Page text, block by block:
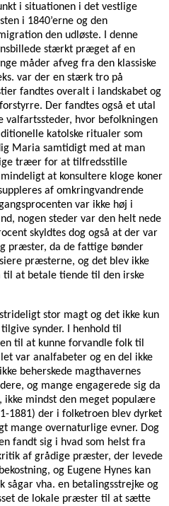
i situationen i det vestlige
i 1840’erne og den
den udløste. I denne
stærkt præget af en
måder afveg fra den klassiske
var der en stærk tro på
fandtes overalt i landskabet og
Der fandtes også et utal
hvor befolkningen
katolske ritualer som
Maria samtidigt med at man
træer for at tilfredsstille
at konsultere kloge koner
af omkringvandrende
var ikke høj i
nogen steder var den helt nede
skyldtes dog også at der var
præster, da de fattige bønder
præsterne, og det blev ikke
at betale tiende til den irske
stor magt og det ikke kun
synder. I henhold til
til at kunne forvandle folk til
var analfabeter og en del ikke
beherskede magthavernes
og mange engagerede sig da
ikke mindst den meget populære
1881) der i folketroen blev dyrket
mange overnaturlige evner. Dog
fandt sig i hvad som helst fra
af grådige præster, der levede
og Eugene Hynes kan
sågar vha. en betalingsstrejke og
de lokale præster til at sætte